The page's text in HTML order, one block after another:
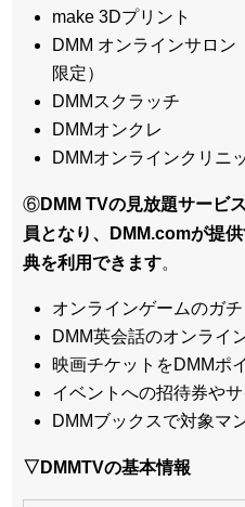
make 3Dプリント
DMM オンラインサロン
限定）
DMMスクラッチ
DMMオンクレ
DMMオンラインクリニ
⑥DMM TVの見放題サービ
員となり、DMM.comが提
典を利用できます。
オンラインゲームのガチ
DMM英会話のオンライ
映画チケットをDMMポ
イベントへの招待券や
DMMブックスで対象マ
▽DMMTVの基本情報